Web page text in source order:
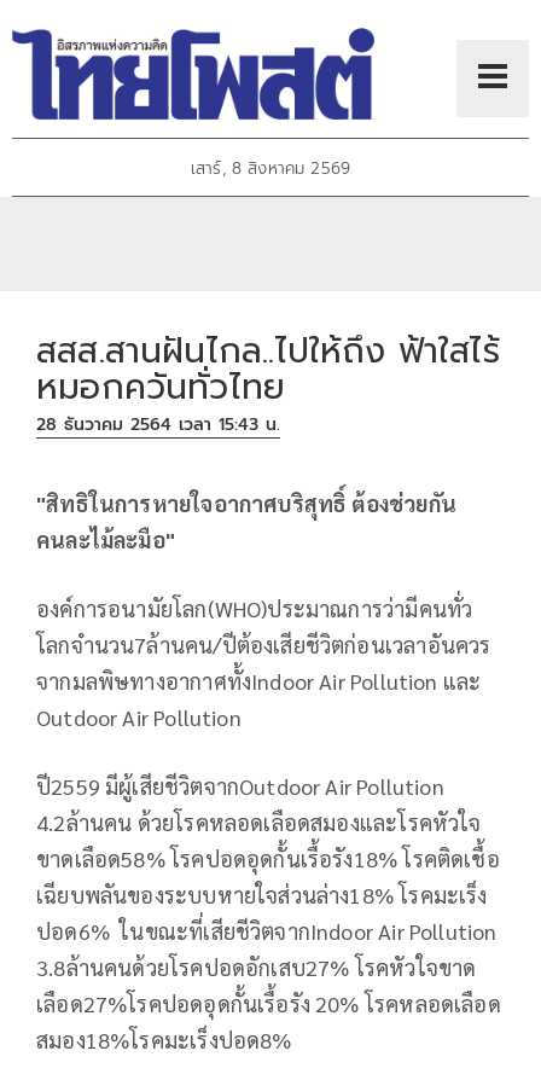
เสาร์, 8 สิงหาคม 2569
สสส.สานฝันไกล..ไปให้ถึง ฟ้าใสไร้
หมอกควันทั่วไทย
28 ธันวาคม 2564 เวลา 15:43 น.
"สิทธิในการหายใจอากาศบริสุทธิ์ ต้องช่วยกัน
คนละไม้ละมือ"
องค์การอนามัยโลก(WHO)ประมาณการว่ามีคนทั่ว
โลกจำนวน7ล้านคน/ปีต้องเสียชีวิตก่อนเวลาอันควร
จากมลพิษทางอากาศทั้งIndoor Air Pollution และ
Outdoor Air Pollution
ปี2559 มีผู้เสียชีวิตจากOutdoor Air Pollution
4.2ล้านคน ด้วยโรคหลอดเลือดสมองและโรคหัวใจ
ขาดเลือด58% โรคปอดอุดกั้นเรื้อรัง18% โรคติดเชื้อ
เฉียบพลันของระบบหายใจส่วนล่าง18% โรคมะเร็ง
ปอด6% ในขณะที่เสียชีวิตจากIndoor Air Pollution
3.8ล้านคนด้วยโรคปอดอักเสบ27% โรคหัวใจขาด
เลือด27%โรคปอดอุดกั้นเรื้อรัง 20% โรคหลอดเลือด
สมอง18%โรคมะเร็งปอด8%